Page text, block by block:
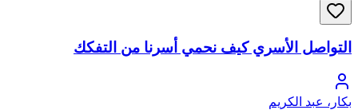
التواصل الأسري كيف نحمي أسرنا من التفكك
بكار، عبد الكريم